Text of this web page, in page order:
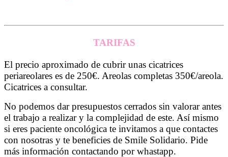
TARIFAS
El precio aproximado de cubrir unas cicatrices
periareolares es de 250€. Areolas completas 350€/areola.
Cicatrices a consultar.
No podemos dar presupuestos cerrados sin valorar antes
el trabajo a realizar y la complejidad de este. Así mismo
si eres paciente oncológica te invitamos a que contactes
con nosotras y te beneficies de Smile Solidario. Pide
más información contactando por whastapp.